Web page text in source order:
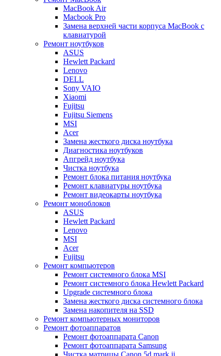
MacBook Air
Macbook Pro
Замена верхней части корпуса MacBook с
клавиатурой
Ремонт ноутбуков
ASUS
Hewlett Packard
Lenovo
DELL
Sony VAIO
Xiaomi
Fujitsu
Fujitsu Siemens
MSI
Acer
Замена жесткого диска ноутбука
Диагностика ноутбуков
Апгрейд ноутбука
Чистка ноутбука
Ремонт блока питания ноутбука
Ремонт клавиатуры ноутбука
Ремонт видеокарты ноутбука
Ремонт моноблоков
ASUS
Hewlett Packard
Lenovo
MSI
Acer
Fujitsu
Ремонт компьютеров
Ремонт системного блока MSI
Ремонт системного блока Hewlett Packard
Upgrade системного блока
Замена жесткого диска системного блока
Замена накопителя на SSD
Ремонт компьютерных мониторов
Ремонт фотоаппаратов
Ремонт фотоаппарата Canon
Ремонт фотоаппарата Samsung
Чистка матрицы Canon 5d mark ii